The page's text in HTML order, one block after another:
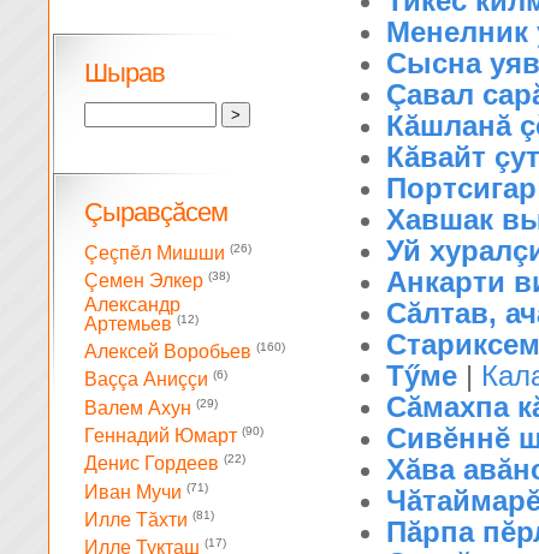
Менелник
Сысна
Çавал
Кăшланă
Кăвайт
Портсигар
Хавшак
Уй
Анкарти
Сăлтав,
Стариксем
Тӳме |
Сăмахпа
Сивĕннĕ
Хăва
Пăрпа
Шырав
Çыравçăсем
Çеçпĕл Мишши (26)
Çемен Элкер (38)
Александр
Артемьев (12)
Алексей Воробьев (160)
Ваççа Аниççи (6)
Валем Ахун (29)
Геннадий Юмарт (90)
Денис Гордеев (22)
Иван Мучи (71)
Илле Тăхти (81)
Илле Тукташ (17)